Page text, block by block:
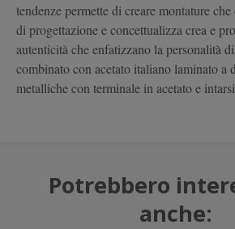
tendenze permette di creare montature
di progettazione e concettualizza crea e
autenticità che enfatizzano la personalità
combinato con acetato italiano laminato a
metalliche con terminale in acetato e
Potrebbero
anche: